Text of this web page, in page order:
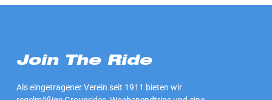
Join The Ride
Als eingetragener Verein seit 1911 bieten wir